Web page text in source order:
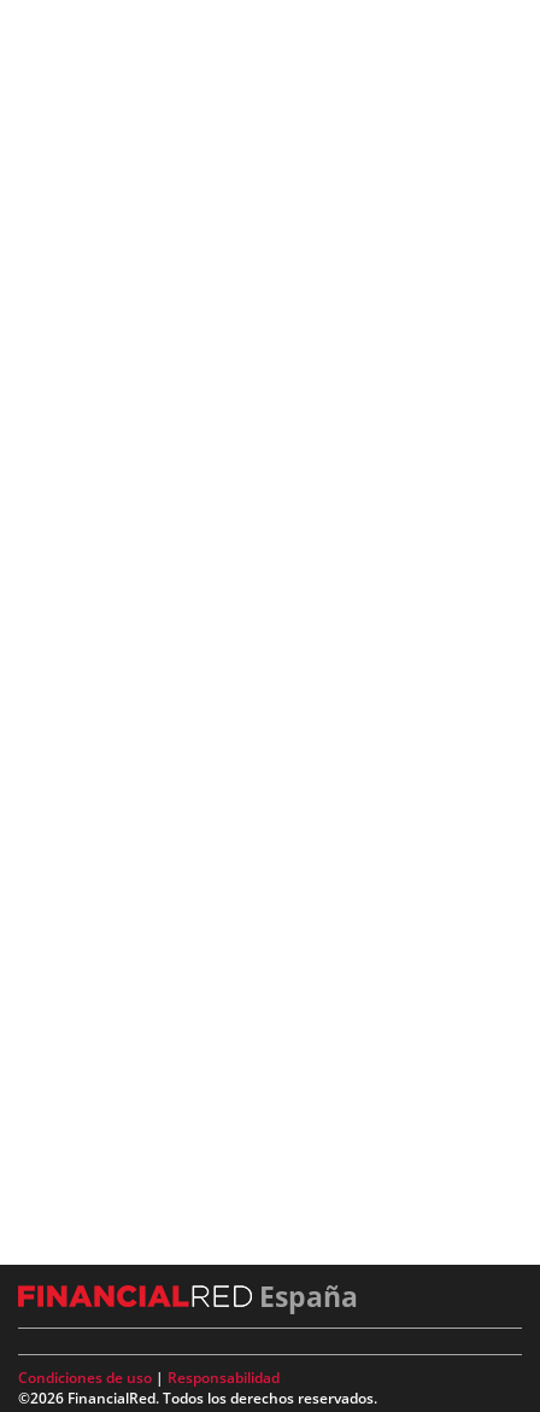
España
Condiciones de uso | Responsabilidad
©2026 FinancialRed. Todos los derechos reservados.